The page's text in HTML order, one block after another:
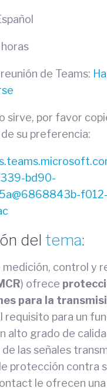
horas
de Teams:
sirve, por favor
su preferencia:
bd90-
del tema:
medición, control y
) ofrece
para la
requisito para un
alto grado de
las señales
protección contra
le ofrecen